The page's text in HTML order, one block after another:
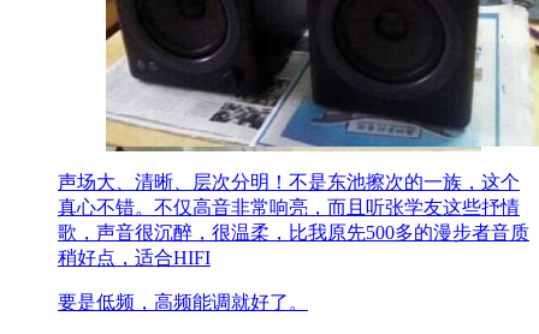
声场大、清晰、层次分明！不是东池擦次的一族，这个
真心不错。不仅高音非常响亮，而且听张学友这些抒情
歌，声音很沉醉，很温柔，比我原先500多的漫步者音质
稍好点，适合HIFI
要是低频，高频能调就好了。